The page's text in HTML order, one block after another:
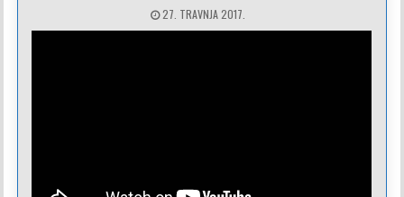
27. TRAVNJA 2017.